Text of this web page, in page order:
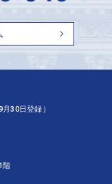
30日登録）
階